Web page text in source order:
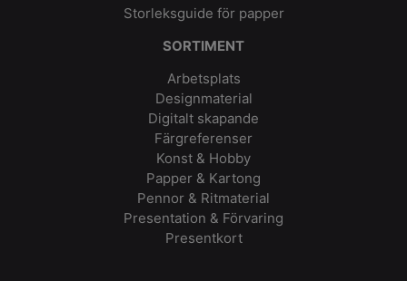
Storleksguide för papper
SORTIMENT
Arbetsplats
Designmaterial
Digitalt skapande
Färgreferenser
Konst & Hobby
Papper & Kartong
Pennor & Ritmaterial
Presentation & Förvaring
Presentkort